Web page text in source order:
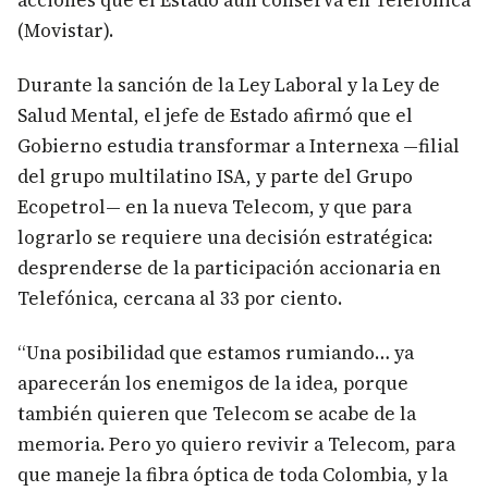
(Movistar).
​Durante la sanción de la Ley Laboral y la Ley de
Salud Mental, el jefe de Estado afirmó que el
Gobierno estudia transformar a Internexa —filial
del grupo multilatino ISA, y parte del Grupo
Ecopetrol— en la nueva Telecom, y que para
lograrlo se requiere una decisión estratégica:
desprenderse de la participación accionaria en
Telefónica, cercana al 33 por ciento.
“Una posibilidad que estamos rumiando… ya
aparecerán los enemigos de la idea, porque
también quieren que Telecom se acabe de la
memoria. Pero yo quiero revivir a Telecom, para
que maneje la fibra óptica de toda Colombia, y la